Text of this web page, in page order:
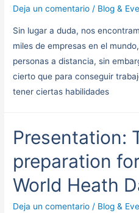
Deja un comentario / Blog &
Sin lugar a duda, nos
miles de empresas en el
personas a distancia, sin
cierto que para conseguir
tener ciertas habilidades
Presentation:
preparation
World Heath
Deja un comentario / Blog &